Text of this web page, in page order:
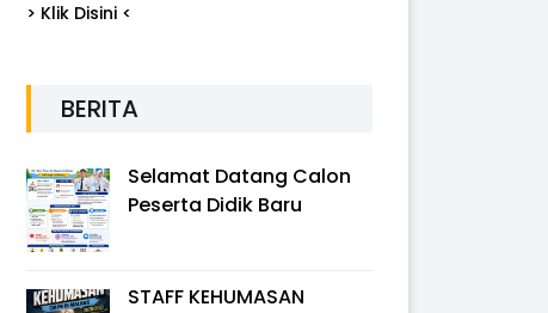
> Klik Disini <
BERITA
Selamat Datang Calon
Peserta Didik Baru
STAFF KEHUMASAN